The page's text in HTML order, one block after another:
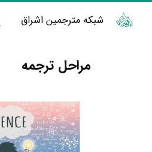
شبکه مترجمین اشراق
مراحل ترجمه